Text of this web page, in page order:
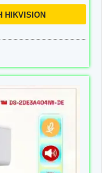
HIKVISION